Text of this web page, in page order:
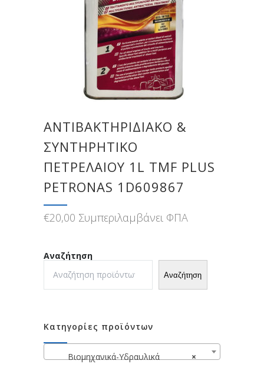
ΑΝΤΙΒΑΚΤΗΡΙΔΙΑΚΌ &
ΣΥΝΤΗΡΗΤΙΚΌ
ΠΕΤΡΕΛΑΊΟΥ 1L TMF PLUS
PETRONAS 1D609867
€20,00 Συμπεριλαμβάνει ΦΠΑ
Αναζήτηση
Αναζήτηση
Κατηγορίες προϊόντων
×
Βιομηχανικά-Υδραυλικά